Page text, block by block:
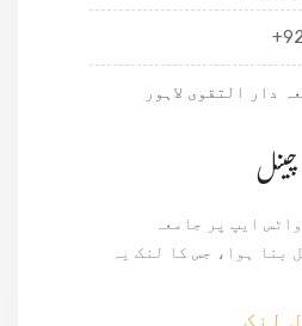
دار التقوی لاہور
ایپ پر جامعہ
بنا ہوا، جس کا لنک یہ
لنک